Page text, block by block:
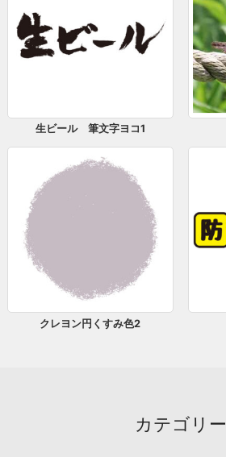
生ビール 筆文字ヨコ1
クレヨン円くすみ色2
カテゴリー